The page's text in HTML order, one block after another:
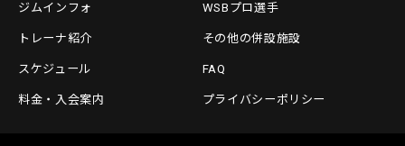
ジムインフォ WSBプロ選手
トレーナ紹介 その他の併設施設
スケジュール FAQ
料金・入会案内 プライバシーポリシー